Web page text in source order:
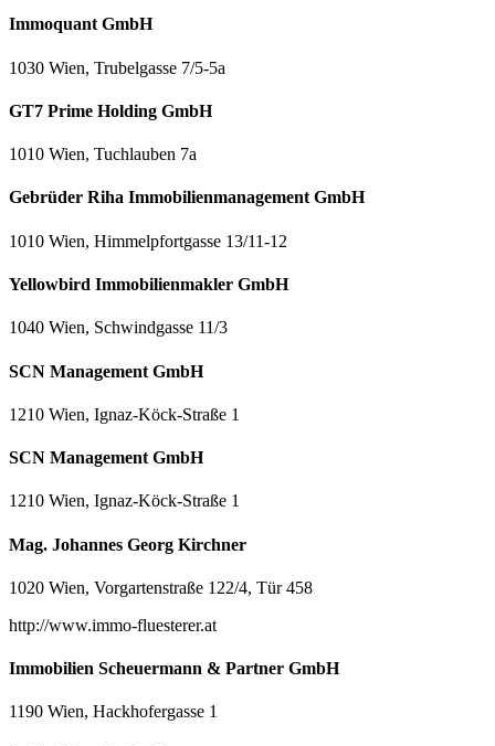
Immoquant GmbH
1030 Wien, Trubelgasse 7/5-5a
GT7 Prime Holding GmbH
1010 Wien, Tuchlauben 7a
Gebrüder Riha Immobilienmanagement GmbH
1010 Wien, Himmelpfortgasse 13/11-12
Yellowbird Immobilienmakler GmbH
1040 Wien, Schwindgasse 11/3
SCN Management GmbH
1210 Wien, Ignaz-Köck-Straße 1
SCN Management GmbH
1210 Wien, Ignaz-Köck-Straße 1
Mag. Johannes Georg Kirchner
1020 Wien, Vorgartenstraße 122/4, Tür 458
http://www.immo-fluesterer.at
Immobilien Scheuermann & Partner GmbH
1190 Wien, Hackhofergasse 1